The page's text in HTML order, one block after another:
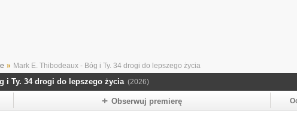
» Mark E. Thibodeaux - Bóg i Ty. 34 drogi do lepszego życia
i Ty. 34 drogi do lepszego życia (2026)
Obserwuj premierę